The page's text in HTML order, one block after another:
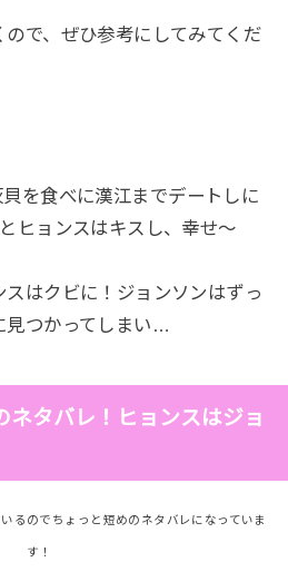
ので、ぜひ参考にしてみてくだ
を食べに漢江までデートしに
ヒョンスはキスし、幸せ～
はクビに！ジョンソンはずっ
見つかってしまい…
ネタバレ！ヒョンスはジョ
るのでちょっと短めのネタバレになっていま
す！